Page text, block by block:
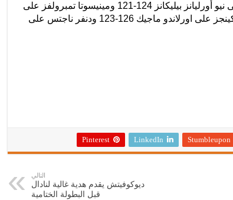
وفي باقي المباريات فاز أتلانتا هوكس على نيو أورليانز بيليكانز 124-121 ومينيسوتا تمبرولفز على
هيوستن روكتس 129-117 وساكرامينتو كينجز على اورلاندو ماجيك 126-123 ودنفر ناجتس على
Stumbleupon
LinkedIn
Pinterest
التالي
ديوكوفيتش يقدم هدية غالية لنادال
قبل البطولة الختامية